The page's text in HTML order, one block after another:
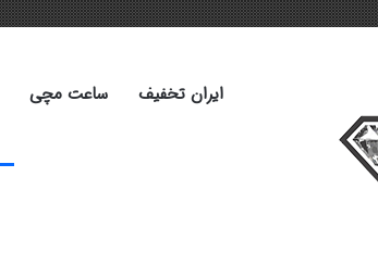
ایران تخفیف ساعت مچی